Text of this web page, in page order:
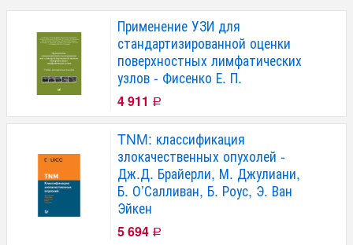
Применение УЗИ для
стандартизированной оценки
поверхностных лимфатических
узлов - Фисенко Е. П.
4 911 Р
TNM: классификация
злокачественных опухолей -
Дж.Д. Брайерли, М. Джулиани,
Б. О’Салливан, Б. Роус, Э. Ван
Эйкен
5 694 Р